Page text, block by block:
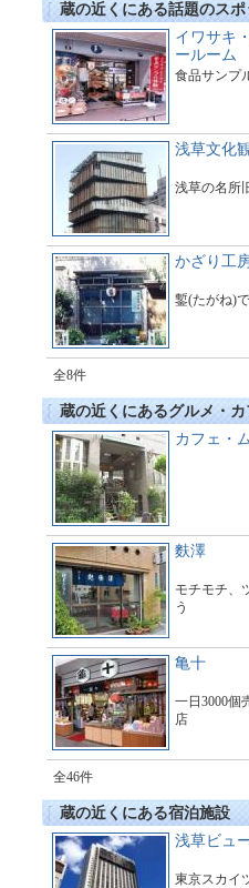
蔵の近くにある話題のスポ
イワサキ
ールーム
食品サンプ
浅草文化
浅草の名所
かざり工
鏨(たがね)
全8件
蔵の近くにあるグルメ・カ
カフェ・
麩澤
モチモチ、
う
亀十
一日3000個
店
全46件
蔵の近くにある宿泊施設
浅草ビュ
東京スカイ